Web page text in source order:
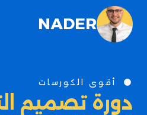
NADER
أقوى الكورسات
دورة تصميم